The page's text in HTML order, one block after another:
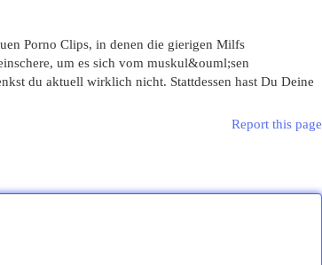
Porno Clips, in denen die gierigen Milfs
um es sich vom muskul&ouml;sen
du aktuell wirklich nicht. Stattdessen hast Du Deine
Report this page